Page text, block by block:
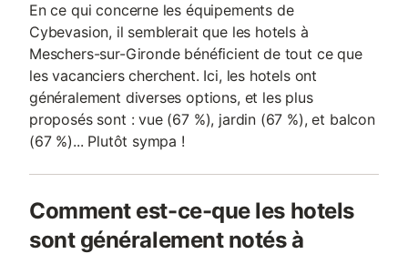
En ce qui concerne les équipements de
Cybevasion, il semblerait que les hotels à
Meschers-sur-Gironde bénéficient de tout ce que
les vacanciers cherchent. Ici, les hotels ont
généralement diverses options, et les plus
proposés sont : vue (67 %), jardin (67 %), et balcon
(67 %)... Plutôt sympa !
Comment est-ce-que les hotels
sont généralement notés à